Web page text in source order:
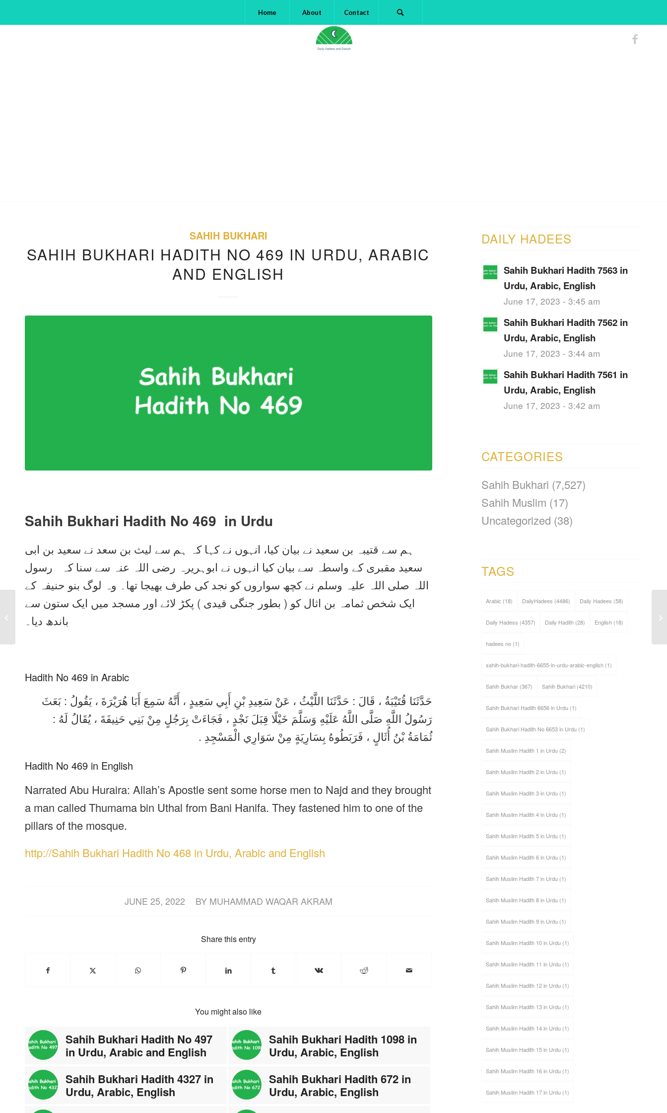
Home About Contact
SAHIH BUKHARI
SAHIH BUKHARI HADITH NO 469 IN URDU, ARABIC
AND ENGLISH
Sahih Bukhari Hadith No 469 in Urdu
ہم سے قتیبہ بن سعید نے بیان کیا، انہوں نے کہا کہ ہم سے لیث بن سعد نے سعید بن ابی
سعید مقبری کے واسطہ سے بیان کیا انہوں نے ابوہریرہ رضی اللہ عنہ سے سنا کہ رسول
اللہ صلی اللہ علیہ وسلم نے کچھ سواروں کو نجد کی طرف بھیجا تھا۔ وہ لوگ بنو حنیفہ کے
ایک شخص ثمامہ بن اثال کو ( بطور جنگی قیدی ) پکڑ لائے اور مسجد میں ایک ستون سے
باندھ دیا۔
Hadith No 469 in Arabic
حَدَّثَنَا قُتَيْبَةُ ، قَالَ : حَدَّثَنَا اللَّيْثُ ، عَنْ سَعِيدِ بْنِ أَبِي سَعِيدٍ ، أَنَّهُ سَمِعَ أَبَا هُرَيْرَةَ ، يَقُولُ : بَعَثَ
رَسُولُ اللَّهِ صَلَّى اللَّهُ عَلَيْهِ وَسَلَّمَ خَيْلًا قِبَلَ نَجْدٍ ، فَجَاءَتْ بِرَجُلٍ مِنْ بَنِي حَنِيفَةَ ، يُقَالُ لَهُ :
ثُمَامَةُ بْنُ أُثَالٍ ، فَرَبَطُوهُ بِسَارِيَةٍ مِنْ سَوَارِي الْمَسْجِدِ .
Hadith No 469 in English
Narrated Abu Huraira: Allah’s Apostle sent some horse men to Najd and they brought
a man called Thumama bin Uthal from Bani Hanifa. They fastened him to one of the
pillars of the mosque.
http://Sahih Bukhari Hadith No 468 in Urdu, Arabic and English
JUNE 25, 2022
/ BY MUHAMMAD WAQAR AKRAM
Share this entry
You might also like
Sahih Bukhari Hadith No 497
in Urdu, Arabic and English
Sahih Bukhari Hadith 1098 in
Urdu, Arabic, English
Sahih Bukhari Hadith 4327 in
Urdu, Arabic, English
Sahih Bukhari Hadith 672 in
Urdu, Arabic, English
DAILY HADEES
Sahih Bukhari Hadith 7563 in
Urdu, Arabic, English
June 17, 2023 - 3:45 am
Sahih Bukhari Hadith 7562 in
Urdu, Arabic, English
June 17, 2023 - 3:44 am
Sahih Bukhari Hadith 7561 in
Urdu, Arabic, English
June 17, 2023 - 3:42 am
CATEGORIES
Sahih Bukhari (7,527)
Sahih Muslim (17)
Uncategorized (38)
TAGS
Arabic (18) DailyHadees (4486) Daily Hadees (58)
Daily Hadess (4357) Daily Hadith(28) English(18)
hadees no(1)
sahih-bukhari-hadith-6655-in-urdu-arabic-english(1)
Sahih Bukhar(367) Sahih Bukhari(4210)
Sahih Bukhari Hadith 6656 in Urdu(1)
Sahih Bukhari Hadith No 6653 in Urdu(1)
Sahih Muslim Hadith 1 in Urdu(2)
Sahih Muslim Hadith 2 in Urdu(1)
Sahih Muslim Hadith 3 in Urdu(1)
Sahih Muslim Hadith 4 in Urdu(1)
Sahih Muslim Hadith 5 in Urdu(1)
Sahih Muslim Hadith 6 in Urdu(1)
Sahih Muslim Hadith 7 in Urdu(1)
Sahih Muslim Hadith 8 in Urdu(1)
Sahih Muslim Hadith 9 in Urdu(1)
Sahih Muslim Hadith 10 in Urdu(1)
Sahih Muslim Hadith 11 in Urdu(1)
Sahih Muslim Hadith 12 in Urdu(1)
Sahih Muslim Hadith 13 in Urdu(1)
Sahih Muslim Hadith 14 in Urdu(1)
Sahih Muslim Hadith 15 in Urdu(1)
Sahih Muslim Hadith 16 in Urdu(1)
Sahih Muslim Hadith 17 in Urdu(1)
Sahih Bukhari Hadith
No 468 in Urdu, Arabic
and English